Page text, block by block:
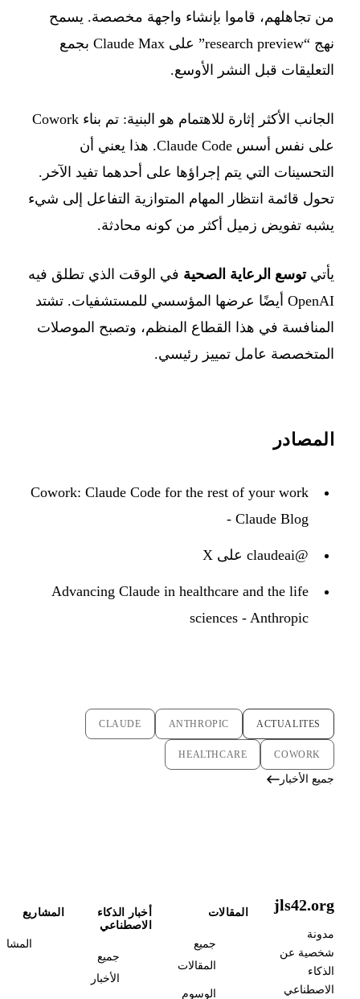
من تجاهلهم، قاموا بإنشاء واجهة مخصصة. يسمح
نهج “research preview” على Claude Max بجمع
التعليقات قبل النشر الأوسع.
الجانب الأكثر إثارة للاهتمام هو البنية: تم بناء Cowork
على نفس أسس Claude Code. هذا يعني أن
التحسينات التي يتم إجراؤها على أحدهما تفيد الآخر.
تحول قائمة انتظار المهام المتوازية التفاعل إلى شيء
يشبه تفويض زميل أكثر من كونه محادثة.
يأتيتوسع الرعاية الصحية في الوقت الذي تطلق فيه
OpenAI أيضًا عرضها المؤسسي للمستشفيات. تشتد
المنافسة في هذا القطاع المنظم، وتصبح الموصلات
المتخصصة عامل تمييز رئيسي.
المصادر
Cowork: Claude Code for the rest of your work
- Claude Blog
@claudeai على X
Advancing Claude in healthcare and the life
sciences - Anthropic
ACTUALITES
ANTHROPIC
CLAUDE
COWORK
HEALTHCARE
جميع الأخبار
jls42.org
مدونة
شخصية عن
الذكاء
الاصطناعي
المقالات
جميع
المقالات
الوسوم
أخبار الذكاء
الاصطناعي
جميع
الأخبار
المشاريع